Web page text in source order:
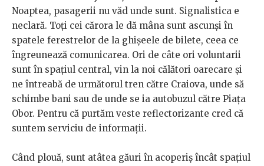
Noaptea, pasagerii nu văd unde sunt. Signalistica e
neclară. Toți cei cărora le dă mâna sunt ascunși în
spatele ferestrelor de la ghișeele de bilete, ceea ce
îngreunează comunicarea. Ori de câte ori voluntarii
sunt în spațiul central, vin la noi călători oarecare și
ne întreabă de următorul tren către Craiova, unde să
schimbe bani sau de unde se ia autobuzul către Piața
Obor. Pentru că purtăm veste reflectorizante cred că
suntem serviciu de informații.
Când plouă, sunt atâtea găuri în acoperiș încât spațiul